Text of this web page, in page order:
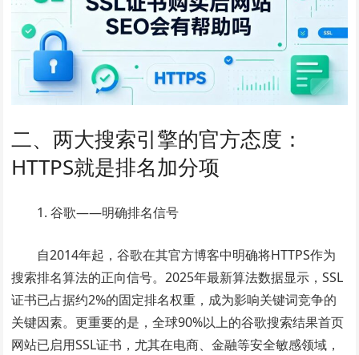
二、两大搜索引擎的官方态度：
HTTPS就是排名加分项
1. 谷歌——明确排名信号
自2014年起，谷歌在其官方博客中明确将HTTPS作为
搜索排名算法的正向信号。2025年最新算法数据显示，SSL
证书已占据约2%的固定排名权重，成为影响关键词竞争的
关键因素。更重要的是，全球90%以上的谷歌搜索结果首页
网站已启用SSL证书，尤其在电商、金融等安全敏感领域，